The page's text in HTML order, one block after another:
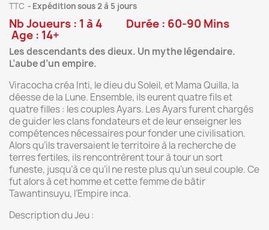
TTC Expédition sous 2 à 5 jours
Nb Joueurs : 1 à 4 Durée : 60-90 Mins
Age : 14+
Les descendants des dieux. Un mythe légendaire.
L’aube d’un empire.
Viracocha créa Inti, le dieu du Soleil, et Mama Quilla, la
déesse de la Lune. Ensemble, ils eurent quatre fils et
quatre filles : les couples Ayars. Les Ayars furent chargés
de guider les clans fondateurs et de leur enseigner les
compétences nécessaires pour fonder une civilisation.
Alors qu’ils traversaient le territoire à la recherche de
terres fertiles, ils rencontrèrent tour à tour un sort
funeste, jusqu’à ce qu’il ne reste plus qu’un seul couple. Ce
fut alors à cet homme et cette femme de bâtir
Tawantinsuyu, l’Empire inca.
Description du Jeu :